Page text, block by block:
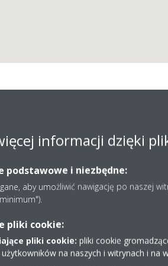
-
informacji dzięki
podstawowe i niezbędne:
aby umożliwić nawigację po naszej
pliki cookie:
pliki cookie: pliki cookie
na naszych i witrynach i na